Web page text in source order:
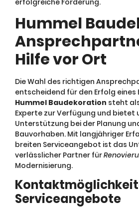
Hummel
Hilfe vor Ort
Die Wahl des richtigen
entscheidend für den Erfolg eines
Hummel Baudekoration steht
Experte zur Verfügung und bietet
Unterstützung bei der Planung
Bauvorhaben. Mit langjähriger
breiten Serviceangebot ist das
verlässlicher Partner für
Modernisierung.
Serviceangebote